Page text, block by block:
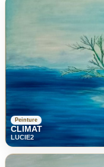
Peinture
CLIMAT
LUCIE2